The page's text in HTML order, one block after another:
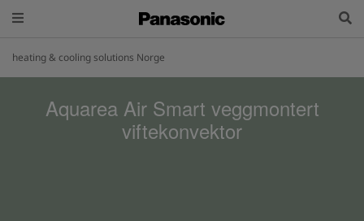
heating & cooling solutions Norge
Aquarea Air Smart veggmontert
viftekonvektor